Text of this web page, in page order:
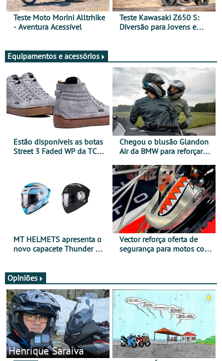
Teste Moto Morini Alltrhike
- Aventura Acessível
Teste Kawasaki Z650 S:
Diversão para Jovens e
Equipamentos e acessórios
Estão disponíveis as botas
Street 3 Faded WP da TCX
Chegou o blusão Glandon
Air da BMW para reforçar
verão
MT HELMETS apresenta o
novo capacete Thunder 4 R
Vector reforça oferta de
segurança para motos com
Opiniões
Henrique Saraiva